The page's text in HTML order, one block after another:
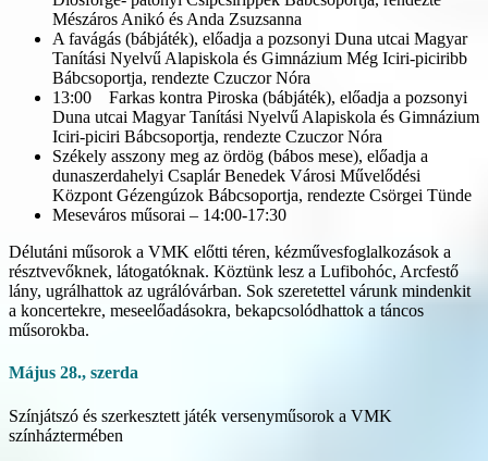
Mészáros Anikó és Anda Zsuzsanna
A favágás (bábjáték), előadja a pozsonyi Duna utcai Magyar
Tanítási Nyelvű Alapiskola és Gimnázium Még Iciri-piciribb
Bábcsoportja, rendezte Czuczor Nóra
13:00 Farkas kontra Piroska (bábjáték), előadja a pozsonyi
Duna utcai Magyar Tanítási Nyelvű Alapiskola és Gimnázium
Iciri-piciri Bábcsoportja, rendezte Czuczor Nóra
Székely asszony meg az ördög (bábos mese), előadja a
dunaszerdahelyi Csaplár Benedek Városi Művelődési
Központ Gézengúzok Bábcsoportja, rendezte Csörgei Tünde
Meseváros műsorai – 14:00-17:30
Délutáni műsorok a VMK előtti téren, kézművesfoglalkozások a
résztvevőknek, látogatóknak. Köztünk lesz a Lufibohóc, Arcfestő
lány, ugrálhattok az ugrálóvárban. Sok szeretettel várunk mindenkit
a koncertekre, meseelőadásokra, bekapcsolódhattok a táncos
műsorokba.
Május 28., szerda
Színjátszó és szerkesztett játék versenyműsorok a VMK
színháztermében